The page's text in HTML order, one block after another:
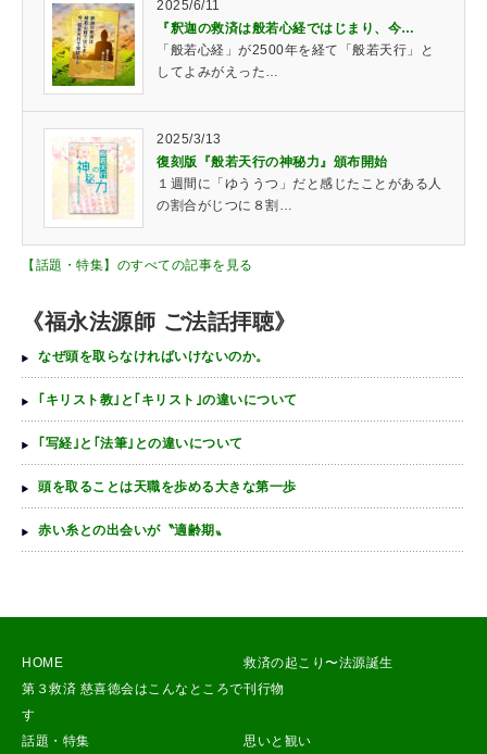
2025/6/11
『釈迦の救済は般若心経ではじまり、今…
「般若心経」が2500年を経て「般若天行」と
してよみがえった…
2025/3/13
復刻版『般若天行の神秘力』頒布開始
１週間に「ゆううつ」だと感じたことがある人
の割合がじつに８割…
【話題・特集】のすべての記事を見る
《福永法源師 ご法話拝聴》
なぜ頭を取らなければいけないのか。
｢キリスト教｣と｢キリスト｣の違いについて
｢写経｣と｢法筆｣との違いについて
頭を取ることは天職を歩める大きな第一歩
赤い糸との出会いが〝適齢期〟
HOME
救済の起こり〜法源誕生
第３救済 慈喜徳会はこんなところで
す
刊行物
話題・特集
思いと観い